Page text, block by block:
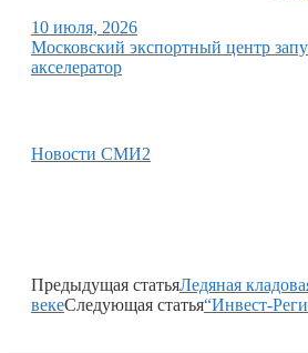
10 июля, 2026
Московский экспортный центр
акселератор
Новости СМИ2
Предыдущая статьяЛедяная
векеСледующая статья“Инвест-